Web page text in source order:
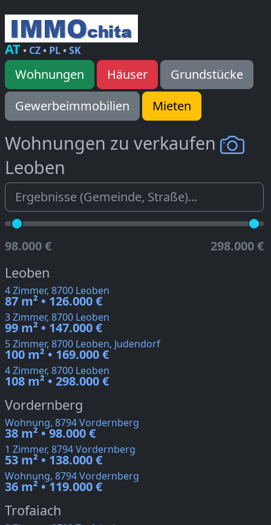
AT• CZ• PL•SK
Wohnungen Häuser
Grundstücke
Gewerbeimmobilien
Mieten
Wohnungen zu verkaufen
Leoben
98.000 € 298.000 €
Leoben
4 Zimmer, 8700 Leoben
87 m² • 126.000 €
3 Zimmer, 8700 Leoben
99 m² • 147.000 €
5 Zimmer, 8700 Leoben, Judendorf
100 m² • 169.000 €
4 Zimmer, 8700 Leoben
108 m² • 298.000 €
Vordernberg
Wohnung, 8794 Vordernberg
38 m² • 98.000 €
1 Zimmer, 8794 Vordernberg
53 m² • 138.000 €
Wohnung, 8794 Vordernberg
36 m² • 119.000 €
Trofaiach